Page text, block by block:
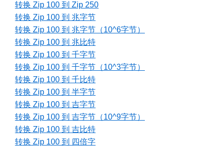
转换 Zip 100 到 Zip 250
转换 Zip 100 到 兆字节
转换 Zip 100 到 兆字节（10^6字节）
转换 Zip 100 到 兆比特
转换 Zip 100 到 千字节
转换 Zip 100 到 千字节（10^3字节）
转换 Zip 100 到 千比特
转换 Zip 100 到 半字节
转换 Zip 100 到 吉字节
转换 Zip 100 到 吉字节（10^9字节）
转换 Zip 100 到 吉比特
转换 Zip 100 到 四倍字